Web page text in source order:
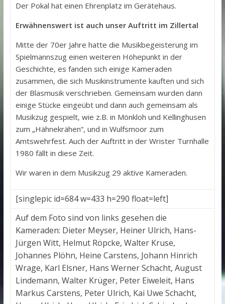
Der Pokal hat einen Ehrenplatz im Gerätehaus.
Erwähnenswert ist auch unser Auftritt im Zillertal
Mitte der 70er Jahre hatte die Musikbegeisterung im
Spielmannszug einen weiteren Höhepunkt in der
Geschichte, es fanden sich einige Kameraden
zusammen, die sich Musikinstrumente kauften und sich
der Blasmusik verschrieben. Gemeinsam wurden dann
einige Stücke eingeübt und dann auch gemeinsam als
Musikzug gespielt, wie z.B. in Mönkloh und Kellinghusen
zum „Hähnekrähen“, und in Wulfsmoor zum
Amtswehrfest. Auch der Auftritt in der Wrister Turnhalle
1980 fällt in diese Zeit.
Wir waren in dem Musikzug 29 aktive Kameraden.
[singlepic id=684 w=433 h=290 float=left]
Auf dem Foto sind von links gesehen die
Kameraden: Dieter Meyser, Heiner Ulrich, Hans-
Jürgen Witt, Helmut Röpcke, Walter Kruse,
Johannes Plöhn, Heine Carstens, Johann Hinrich
Wrage, Karl Elsner, Hans Werner Schacht, August
Lindemann, Walter Krüger, Peter Eiweleit, Hans
Markus Carstens, Peter Ulrich, Kai Uwe Schacht,